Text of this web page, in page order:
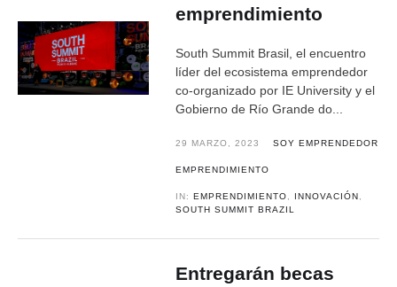
emprendimiento
South Summit Brasil, el encuentro
líder del ecosistema emprendedor
co-organizado por IE University y el
Gobierno de Río Grande do...
29 MARZO, 2023 SOY EMPRENDEDOR
EMPRENDIMIENTO
IN:EMPRENDIMIENTO INNOVACIÓN
SOUTH SUMMIT BRAZIL
Entregarán becas